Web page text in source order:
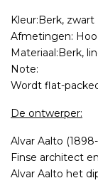
Kleur:Berk, zwart
Afmetingen:
Materiaal:Berk,
Note:
Wordt flat-
De ontwerper:
Alvar Aalto
Finse architect
Alvar Aalto het